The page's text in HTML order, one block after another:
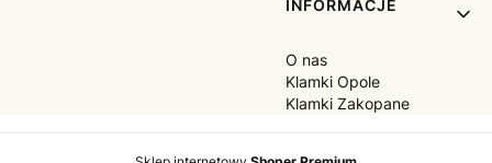
INFORMACJE
O nas
Klamki Opole
Klamki Zakopane